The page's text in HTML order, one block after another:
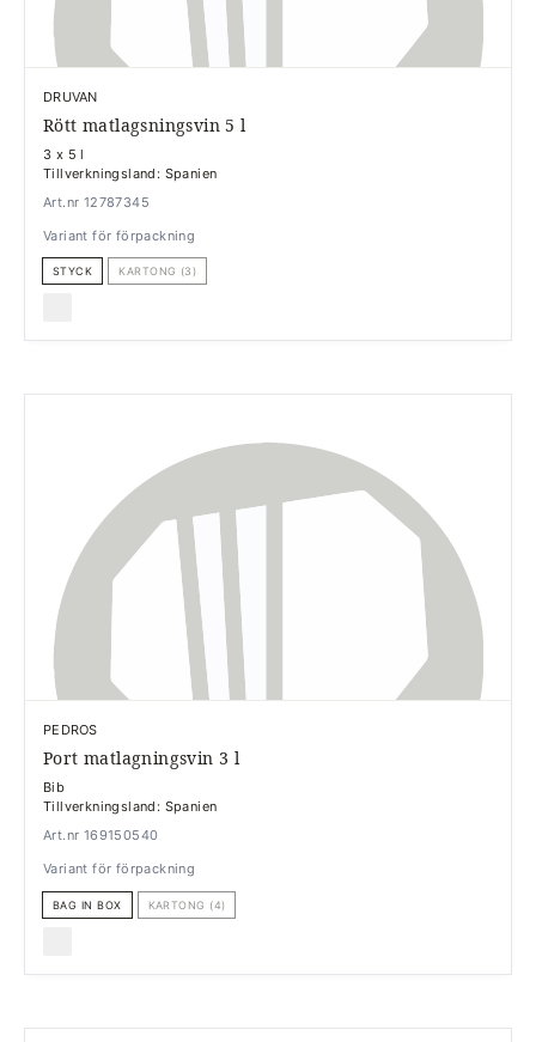
DRUVAN
Rött matlagsningsvin 5 l
3 x 5 l
Tillverkningsland: Spanien
Art.nr 12787345
Variant för förpackning
STYCK KARTONG (3)
PEDROS
Port matlagningsvin 3 l
Bib
Tillverkningsland: Spanien
Art.nr 169150540
Variant för förpackning
BAG IN BOX KARTONG (4)